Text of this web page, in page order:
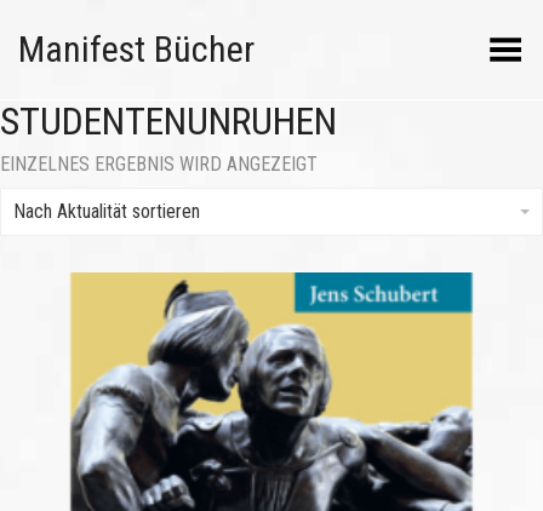
Manifest Bücher Menü umschalten
STUDENTENUNRUHEN
EINZELNES ERGEBNIS WIRD ANGEZEIGT
Nach Aktualität sortieren